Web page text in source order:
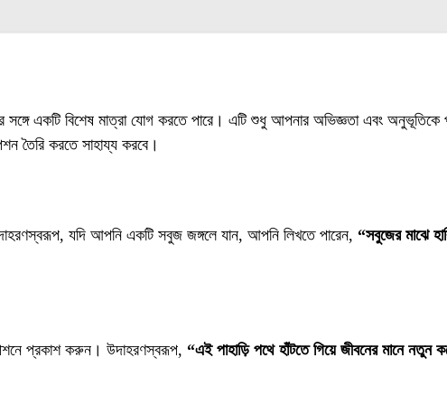
একটি বিশেষ মাত্রা যোগ করতে পারে। এটি শুধু আপনার অভিজ্ঞতা এবং অনুভূতিকে
তৈরি করতে সাহায্য করবে।
যদি আপনি একটি সবুজ জঙ্গলে যান, আপনি লিখতে পারেন, “সবুজের মাঝে
প্রকাশ করুন। উদাহরণস্বরূপ, “এই পাহাড়ি পথে হাঁটতে গিয়ে জীবনের মানে